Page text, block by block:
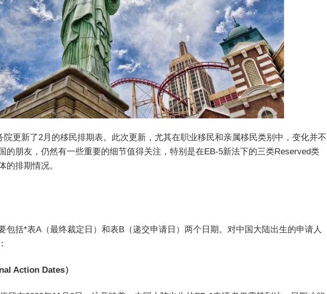
院更新了2月的移民排期表。此次更新，尤其在职业移民和亲属移民类别中，变化并不
的朋友，仍然有一些重要的细节值得关注，特别是在EB-5新法下的三类Reserved类
的排期情况。
包括*表A（最终裁定日）和表B（递交申请日）两个日期。对中国大陆出生的申请人
Action Dates）